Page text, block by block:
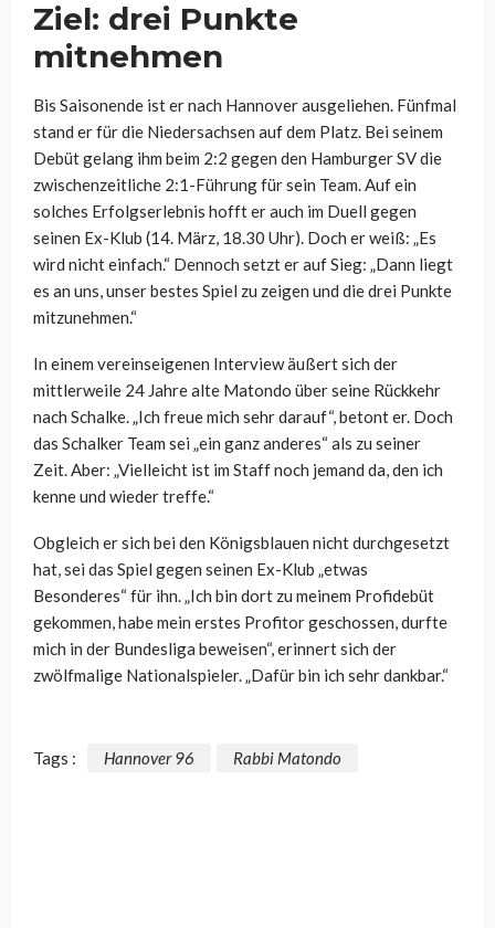
Ziel: drei Punkte
mitnehmen
Bis Saisonende ist er nach Hannover ausgeliehen. Fünfmal
stand er für die Niedersachsen auf dem Platz. Bei seinem
Debüt gelang ihm beim 2:2 gegen den Hamburger SV die
zwischenzeitliche 2:1-Führung für sein Team. Auf ein
solches Erfolgserlebnis hofft er auch im Duell gegen
seinen Ex-Klub (14. März, 18.30 Uhr). Doch er weiß: „Es
wird nicht einfach.“ Dennoch setzt er auf Sieg: „Dann liegt
es an uns, unser bestes Spiel zu zeigen und die drei Punkte
mitzunehmen.“
In einem vereinseigenen Interview äußert sich der
mittlerweile 24 Jahre alte Matondo über seine Rückkehr
nach Schalke. „Ich freue mich sehr darauf“, betont er. Doch
das Schalker Team sei „ein ganz anderes“ als zu seiner
Zeit. Aber: „Vielleicht ist im Staff noch jemand da, den ich
kenne und wieder treffe.“
Obgleich er sich bei den Königsblauen nicht durchgesetzt
hat, sei das Spiel gegen seinen Ex-Klub „etwas
Besonderes“ für ihn. „Ich bin dort zu meinem Profidebüt
gekommen, habe mein erstes Profitor geschossen, durfte
mich in der Bundesliga beweisen“, erinnert sich der
zwölfmalige Nationalspieler. „Dafür bin ich sehr dankbar.“
Tags : Hannover 96 Rabbi Matondo